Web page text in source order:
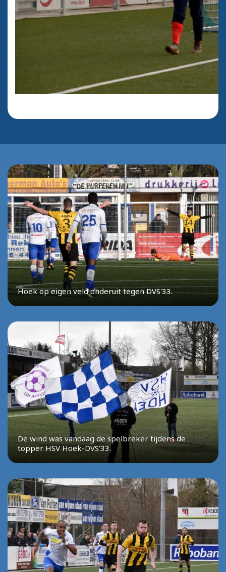
Hoek op eigen veld onderuit tegen DVS'33.
De wind was vandaag de spelbreker tijdens de
topper HSV Hoek-DVS'33.